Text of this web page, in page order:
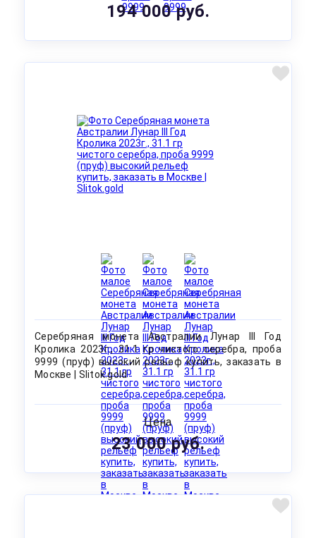
194 000 руб.
Серебряная монета Австралии Лунар III Год
Кролика 2023г., 31.1 гр чистого серебра, проба
9999 (пруф) высокий рельеф купить, заказать в
Москве | Slitok.gold
Цена
23 000 руб.